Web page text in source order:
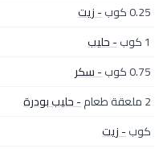
0.25 كوب
- زيت
1 كوب
- حليب
0.75 كوب
- سكر
2 ملعقة طعام
- حليب بودرة
كوب- زيت